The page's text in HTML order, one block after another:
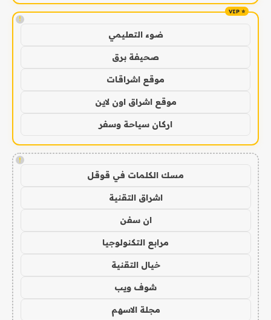
!
ضوء التعليمي
صحيفة برق
موقع اشراقات
موقع اشراق اون لاين
اركان سياحة وسفر
!
مسك الكلمات في قوقل
اشراق التقنية
ان سفن
مرابع التكنولوجيا
خيال التقنية
شوف ويب
مجلة الاسهم